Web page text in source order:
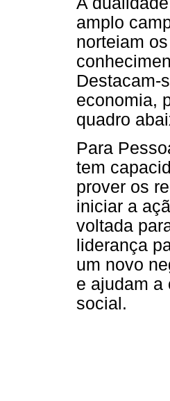
amplo
norteiam
Destacam-
economia,
quadro
Para
tem
prover os
iniciar a
voltada
liderança
um novo
e ajudam a
social.